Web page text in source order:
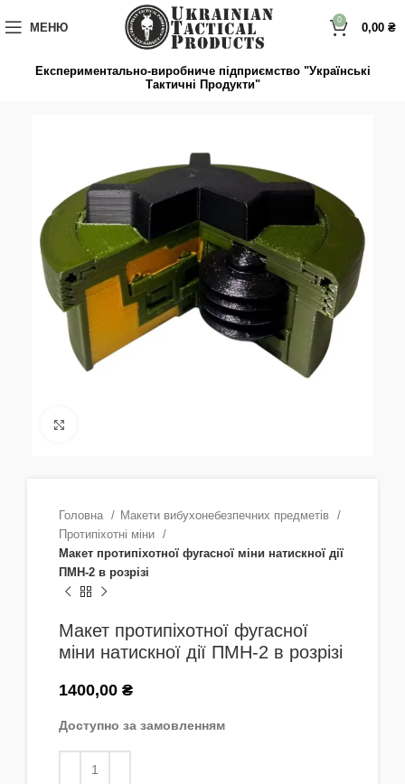
вмістуМЕНЮ
0
0,00 ₴
Експериментально-виробниче підприємство "Українські
Тактичні Продукти"
Головна
Макети вибухонебезпечних предметів
Протипіхотні міни
Макет протипіхотної фугасної міни натискної дії
ПМН-2 в розрізі
Макет протипіхотної фугасної
міни натискної дії ПМН-2 в розрізі
1400,00 ₴
Доступно за замовленням